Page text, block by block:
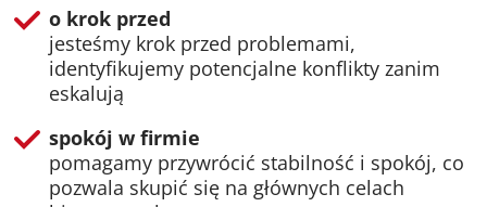
o krok przed
jesteśmy krok przed problemami,
identyfikujemy potencjalne konflikty zanim
eskalują
spokój w firmie
pomagamy przywrócić stabilność i spokój, co
pozwala skupić się na głównych celach